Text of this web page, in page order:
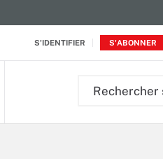
S'IDENTIFIER S'ABONNER